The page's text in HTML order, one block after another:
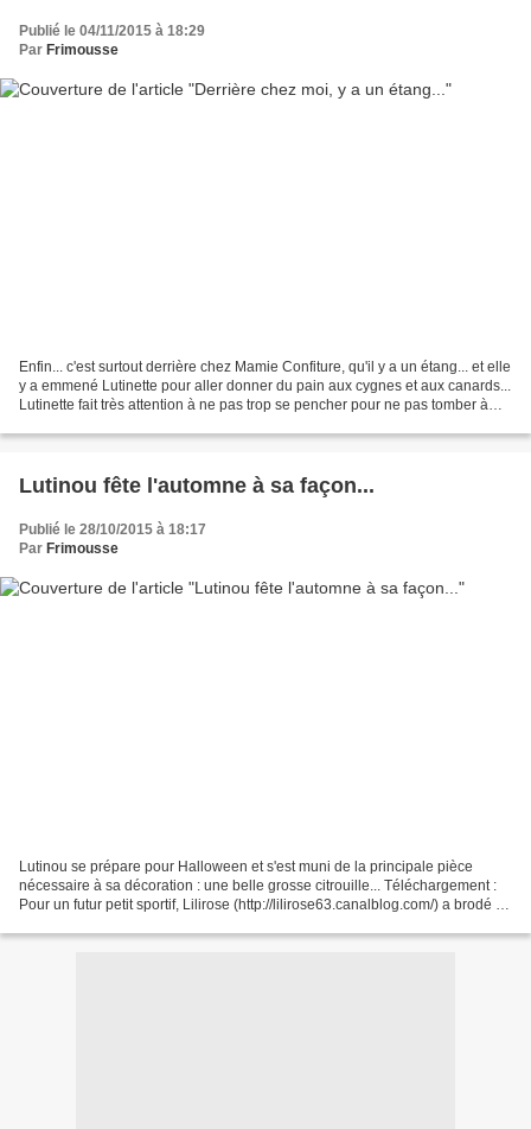
Publié le 04/11/2015 à 18:29
Par Frimousse
Enfin... c'est surtout derrière chez Mamie Confiture, qu'il y a un étang... et elle
y a emmené Lutinette pour aller donner du pain aux cygnes et aux canards...
Lutinette fait très attention à ne pas trop se pencher pour ne pas tomber à
Lutinou fête l'automne à sa façon...
Publié le 28/10/2015 à 18:17
Par Frimousse
Lutinou se prépare pour Halloween et s'est muni de la principale pièce
nécessaire à sa décoration : une belle grosse citrouille... Téléchargement :
Pour un futur petit sportif, Lilirose (http://lilirose63.canalblog.com/) a brodé un